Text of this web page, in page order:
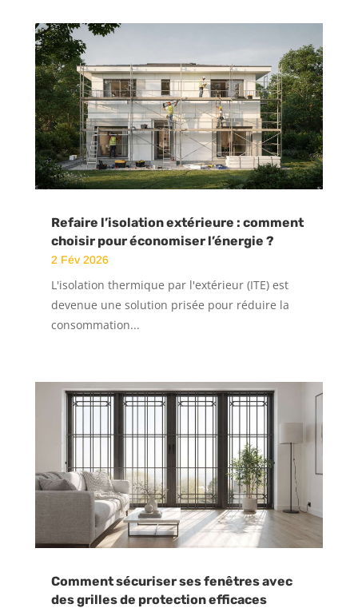
Refaire l’isolation extérieure : comment
choisir pour économiser l’énergie ?
2 Fév 2026
L'isolation thermique par l'extérieur (ITE) est
devenue une solution prisée pour réduire la
consommation...
Comment sécuriser ses fenêtres avec
des grilles de protection efficaces